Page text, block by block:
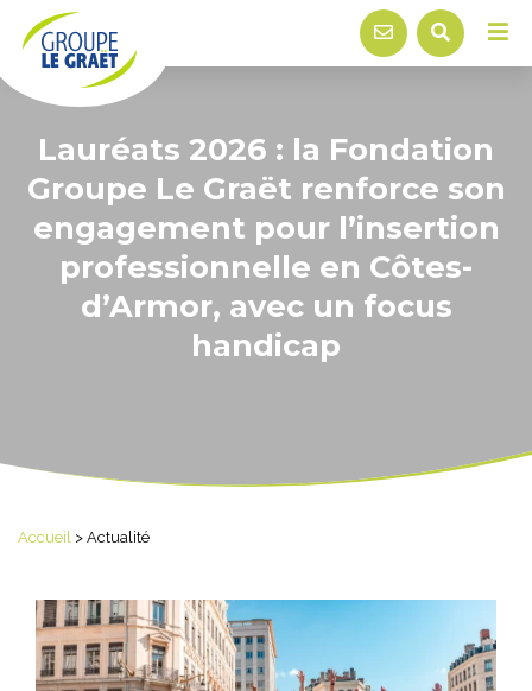
Lauréats 2026 : la Fondation
Groupe Le Graët renforce son
engagement pour l’insertion
professionnelle en Côtes-
d’Armor, avec un focus
handicap
Accueil > Actualité